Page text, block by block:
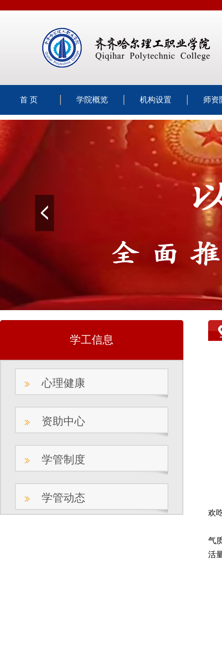
首 页 学院概览 机构设置 师资
学工信息
心理健康
资助中心
学管制度
学管动态
欢
气
活